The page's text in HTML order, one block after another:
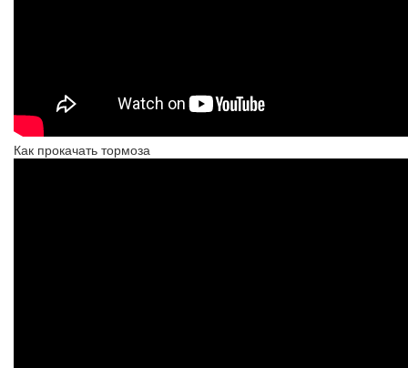
Как прокачать тормоза